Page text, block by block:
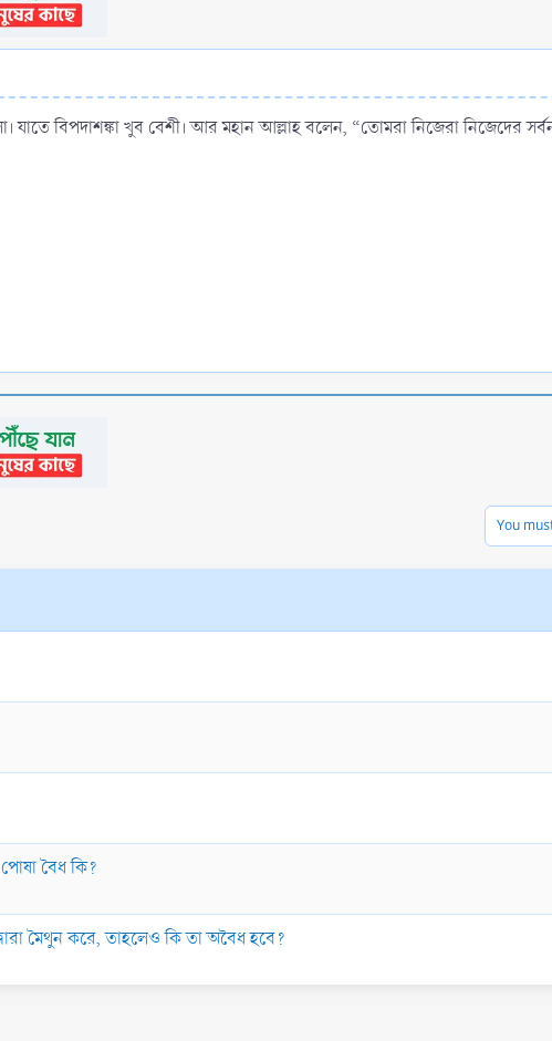
যাতে বিপদাশঙ্কা খুব বেশী। আর মহান আল্লাহ বলেন, “তোমরা নিজেরা নিজেদের
You
বৈধ কি?
মৈথুন করে, তাহলেও কি তা অবৈধ হবে?